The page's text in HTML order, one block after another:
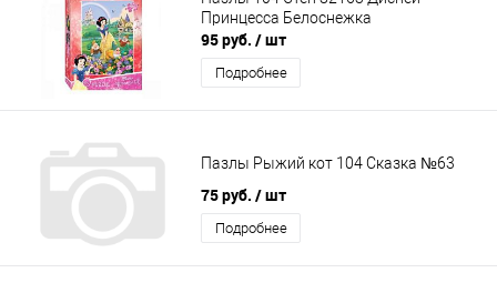
Принцесса Белоснежка
95 руб. / шт
Подробнее
Пазлы Рыжий кот 104 Сказка №63
75 руб. / шт
Подробнее